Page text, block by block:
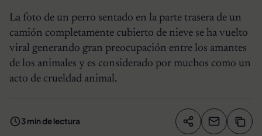
La foto de un perro sentado en la parte trasera de un
camión completamente cubierto de nieve se ha vuelto
viral generando gran preocupación entre los amantes
de los animales y es considerado por muchos como un
acto de crueldad animal.
3 min de lectura Compartir